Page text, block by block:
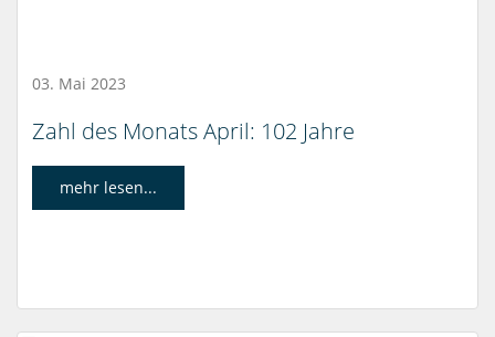
03. Mai 2023
Zahl des Monats April: 102 Jahre
mehr lesen...